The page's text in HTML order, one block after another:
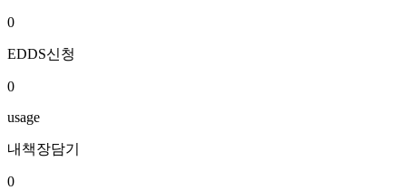
0
EDDS신청
0
usage
내책장담기
0